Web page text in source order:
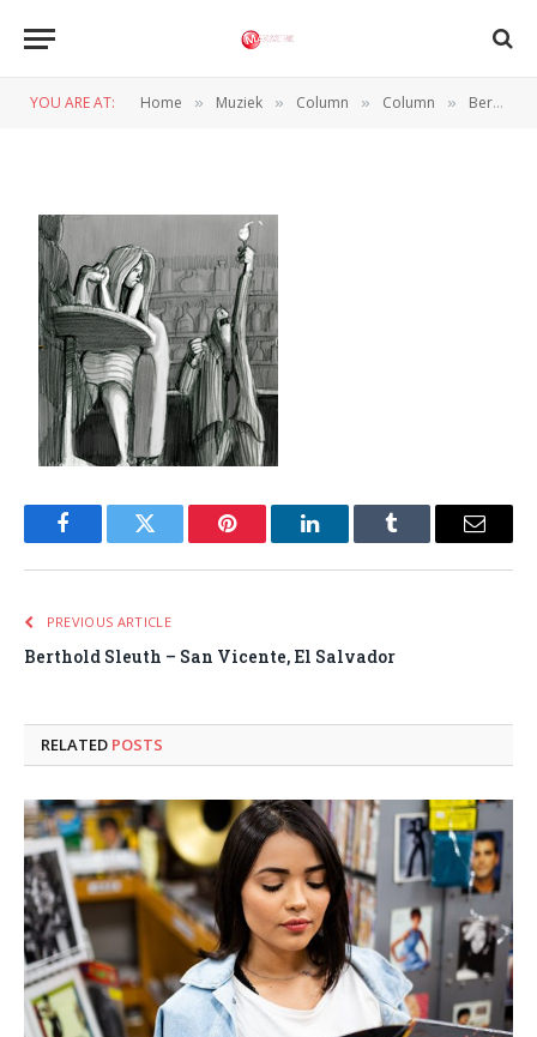
YOU ARE AT: Home » Muziek » Column » Column » Berthold Sleuth – San Vicente, El Salvador
FacebookTwitter Pinterest LinkedInTumblr Email
PREVIOUS ARTICLE
Berthold Sleuth – San Vicente, El Salvador
RELATED POSTS